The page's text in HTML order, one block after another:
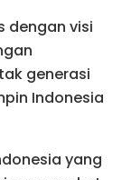
dengan visi
generasi
Indonesia
yang